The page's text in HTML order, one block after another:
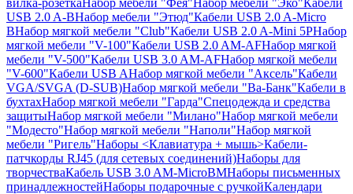
вилка-розеткаНабор мебели "Фея"Набор мебели "Эко"Кабели
USB 2.0 A-BНабор мебели "Этюд"Кабели USB 2.0 A-Micro
BНабор мягкой мебели "Club"Кабели USB 2.0 A-Mini 5PНабор
мягкой мебели "V-100"Кабели USB 2.0 AM-AFНабор мягкой
мебели "V-500"Кабели USB 3.0 AM-AFНабор мягкой мебели
"V-600"Кабели USB AНабор мягкой мебели "Аксель"Кабели
VGA/SVGA (D-SUB)Набор мягкой мебели "Ва-Банк"Кабели в
бухтахНабор мягкой мебели "Гарда"Спецодежда и средства
защитыНабор мягкой мебели "Милано"Набор мягкой мебели
"Модесто"Набор мягкой мебели "Наполи"Набор мягкой
мебели "Ригель"Наборы <Клавиатура + мышь>Кабели-
патчкорды RJ45 (для сетевых соединений)Наборы для
творчестваКабель USB 3.0 AM-MicroBMНаборы письменных
принадлежностейНаборы подарочные с ручкойКалендари